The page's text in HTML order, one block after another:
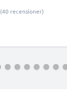
(40 recensioner)